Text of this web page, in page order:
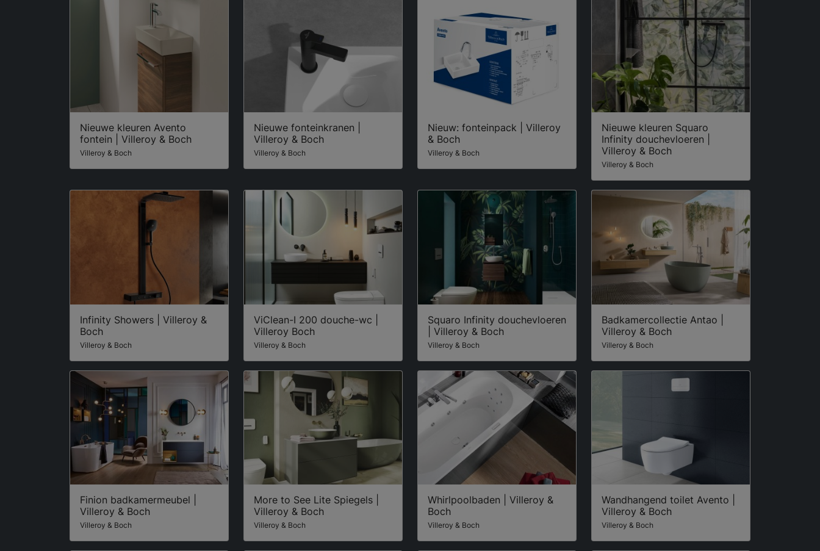
Nieuwe kleuren Avento
fontein | Villeroy & Boch
Villeroy & Boch
Nieuwe fonteinkranen |
Villeroy & Boch
Villeroy & Boch
Nieuw: fonteinpack | Villeroy
& Boch
Villeroy & Boch
Nieuwe kleuren Squaro
Infinity douchevloeren |
Villeroy & Boch
Villeroy & Boch
Infinity Showers | Villeroy &
Boch
Villeroy & Boch
ViClean-I 200 douche-wc |
Villeroy Boch
Villeroy & Boch
Squaro Infinity douchevloeren
| Villeroy & Boch
Villeroy & Boch
Badkamercollectie Antao |
Villeroy & Boch
Villeroy & Boch
Finion badkamermeubel |
Villeroy & Boch
Villeroy & Boch
More to See Lite Spiegels |
Villeroy & Boch
Villeroy & Boch
Whirlpoolbaden | Villeroy &
Boch
Villeroy & Boch
Wandhangend toilet Avento |
Villeroy & Boch
Villeroy & Boch